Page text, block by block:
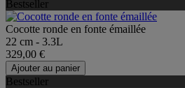
Bestseller
Cocotte ronde en fonte émaillée
22 cm - 3.3L
329,00 €
Ajouter au panier
Bestseller